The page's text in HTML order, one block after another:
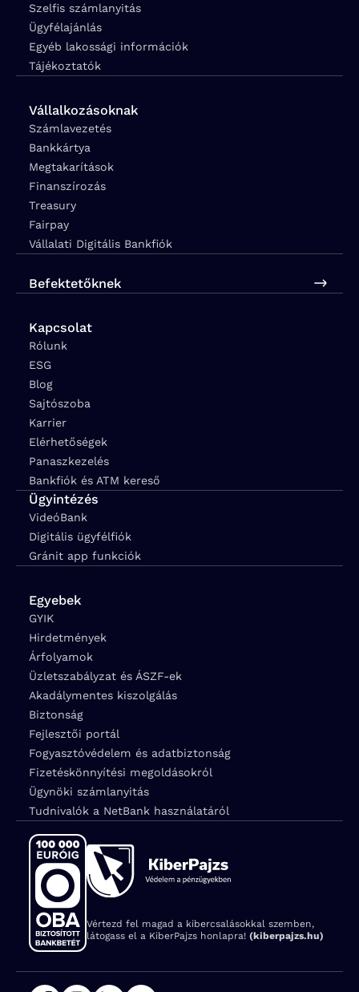
Szelfis számlanyitás
Ügyfélajánlás
Egyéb lakossági információk
Tájékoztatók
Vállalkozásoknak
Számlavezetés
Bankkártya
Megtakarítások
Finanszírozás
Treasury
Fairpay
Vállalati Digitális Bankfiók
Befektetőknek
Kapcsolat
Rólunk
ESG
Blog
Sajtószoba
Karrier
Elérhetőségek
Panaszkezelés
Bankfiók és ATM kereső
Ügyintézés
VideóBank
Digitális ügyfélfiók
Gránit app funkciók
Egyebek
GYIK
Hirdetmények
Árfolyamok
Üzletszabályzat és ÁSZF-ek
Akadálymentes kiszolgálás
Biztonság
Fejlesztői portál
Fogyasztóvédelem és adatbiztonság
Fizetéskönnyítési megoldásokról
Ügynöki számlanyitás
Tudnivalók a NetBank használatáról
Vértezd fel magad a kibercsalásokkal szemben,
látogass el a KiberPajzs honlapra! (kiberpajzs.hu)